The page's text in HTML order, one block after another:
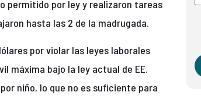
permitido por ley y realizaron tareas
hasta las 2 de la madrugada.
por violar las leyes laborales
máxima bajo la ley actual de EE.
niño, lo que no es suficiente para